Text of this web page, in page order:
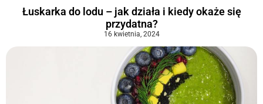
Łuskarka do lodu – jak działa i kiedy okaże się
przydatna?
16 kwietnia, 2024